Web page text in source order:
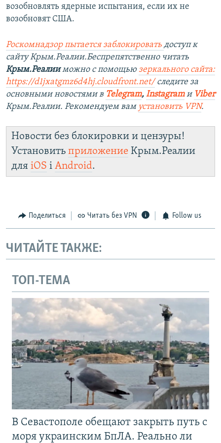
возобновлять ядерные испытания, если их не
возобновят США.
Роскомнадзор пытается заблокировать доступ к
сайту Крым.Реалии.Беспрепятственно читать
Крым.Реалииможно с помощью зеркального сайта:
https://d1jxatgmz6d4hj.cloudfront.net/следите за
основными новостями в Telegram, Instagramи Viber
Крым.Реалии. Рекомендуем вам установить VPN.
Новости без блокировки и цензуры!
Установить приложение Крым.Реалии
для iOS і Android.
Поделиться Читать без VPN Follow us
ЧИТАЙТЕ ТАКЖЕ:
ТОП-ТЕМА
В Севастополе обещают закрыть путь с
моря украинским БпЛА. Реально ли